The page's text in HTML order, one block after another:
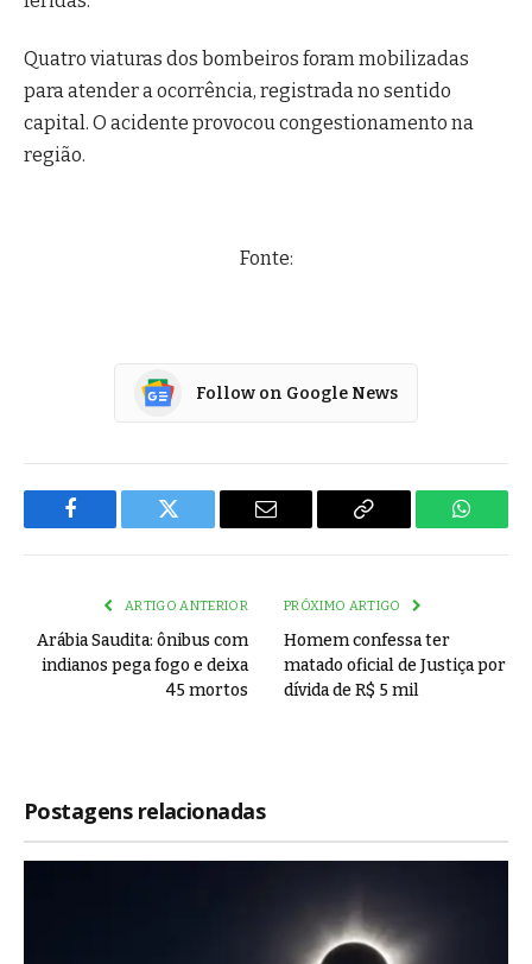
Quatro viaturas dos bombeiros foram mobilizadas
para atender a ocorrência, registrada no sentido
capital. O acidente provocou congestionamento na
região.
Fonte:
Follow on Google News
Facebook Twitter Email
Copy
ARTIGO ANTERIOR
Arábia Saudita: ônibus com
indianos pega fogo e deixa
45 mortos
PRÓXIMO ARTIGO
Homem confessa ter
matado oficial de Justiça por
dívida de R$ 5 mil
Postagens relacionadas